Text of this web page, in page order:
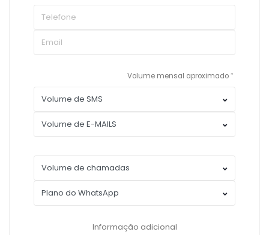
Volume mensal aproximado
Informação adicional